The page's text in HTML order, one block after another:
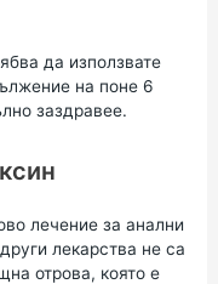
да използвате
на поне 6
заздравее.
лечение за анални
лекарства не са
отрова, която е